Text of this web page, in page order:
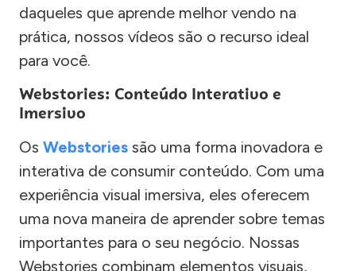
daqueles que aprende melhor vendo na
prática, nossos vídeos são o recurso ideal
para você.
Webstories: Conteúdo Interativo e
Imersivo
Os Webstories são uma forma inovadora e
interativa de consumir conteúdo. Com uma
experiência visual imersiva, eles oferecem
uma nova maneira de aprender sobre temas
importantes para o seu negócio. Nossas
Webstories combinam elementos visuais,